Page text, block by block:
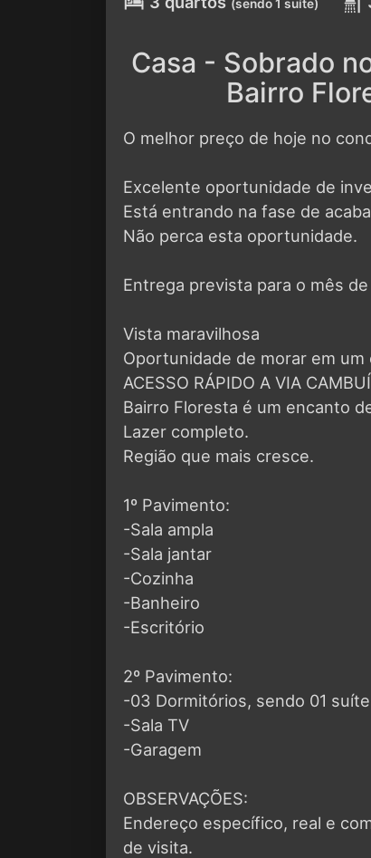
(sendo 1 suíte)
Casa - Sobrado
Bairro
O melhor preço de hoje no
Excelente oportunidade de
Está entrando na fase de
Não perca esta oportunidade.
Entrega prevista para o mês
Vista maravilhosa
Oportunidade de morar em
ACESSO RÁPIDO A VIA
Bairro Floresta é um encanto
Lazer completo.
Região que mais cresce.
1º Pavimento:
-Sala ampla
-Sala jantar
-Cozinha
-Banheiro
-Escritório
2º Pavimento:
-03 Dormitórios, sendo 01
-Sala TV
-Garagem
OBSERVAÇÕES:
Endereço específico, real e
de visita.